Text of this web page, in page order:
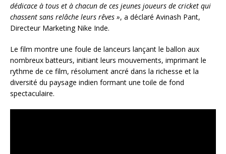
dédicace à tous et à chacun de ces jeunes joueurs de cricket qui
chassent sans relâche leurs rêves », a déclaré Avinash Pant,
Directeur Marketing Nike Inde.
Le film montre une foule de lanceurs lançant le ballon aux
nombreux batteurs, initiant leurs mouvements, imprimant le
rythme de ce film, résolument ancré dans la richesse et la
diversité du paysage indien formant une toile de fond
spectaculaire.